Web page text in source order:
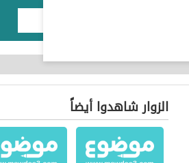
الزوار شاهدوا أيضاً